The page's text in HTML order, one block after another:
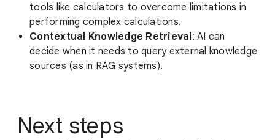
tools like calculators to overcome limitations in
performing complex calculations.
Contextual Knowledge Retrieval : AI can
decide when it needs to query external knowledge
sources (as in RAG systems).
Next steps